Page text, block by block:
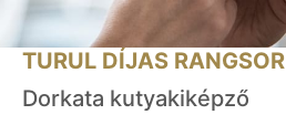
TURUL DÍJAS RANGSOR
Dorkata kutyakiképző